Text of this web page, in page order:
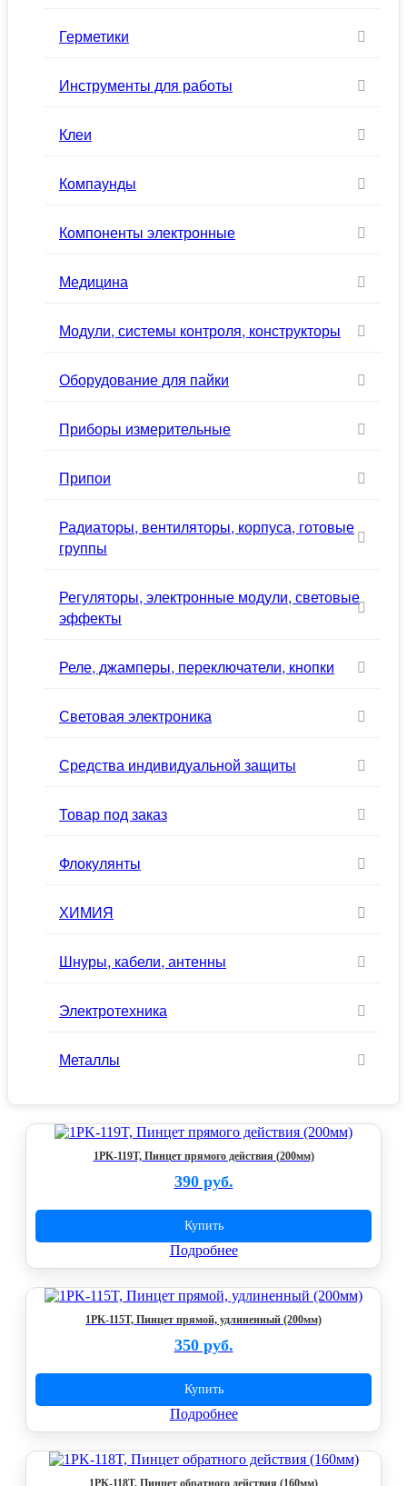
Герметики
Инструменты для работы
Клеи
Компаунды
Компоненты электронные
Медицина
Модули, системы контроля, конструкторы
Оборудование для пайки
Приборы измерительные
Припои
Радиаторы, вентиляторы, корпуса, готовые
группы
Регуляторы, электронные модули, световые
эффекты
Реле, джамперы, переключатели, кнопки
Световая электроника
Средства индивидуальной защиты
Товар под заказ
Флокулянты
ХИМИЯ
Шнуры, кабели, антенны
Электротехника
Металлы
1PK-119T, Пинцет прямого действия (200мм)
390 руб.
Купить
Подробнее
1PK-115T, Пинцет прямой, удлиненный (200мм)
350 руб.
Купить
Подробнее
1PK-118T, Пинцет обратного действия (160мм)